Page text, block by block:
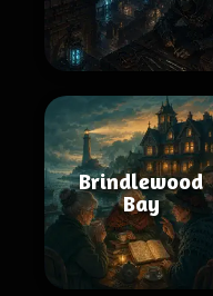
Brindlewood
Bay